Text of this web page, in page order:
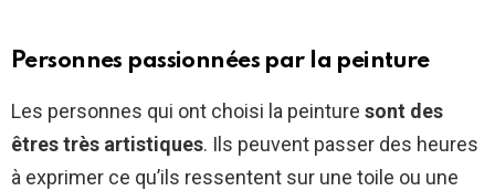
Personnes passionnées par la peinture
Les personnes qui ont choisi la peinture sont des
êtres très artistiques. Ils peuvent passer des heures
à exprimer ce qu’ils ressentent sur une toile ou une